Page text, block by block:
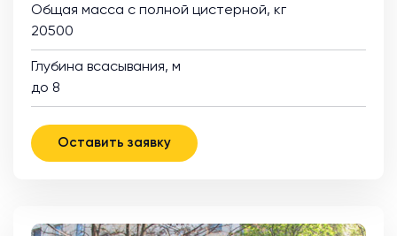
Общая масса с полной цистерной, кг
20500
Глубина всасывания, м
до 8
Оставить заявку